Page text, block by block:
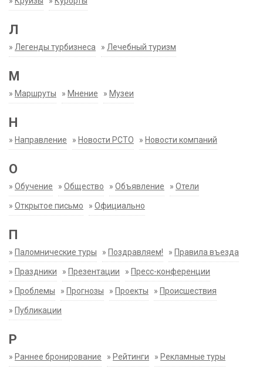
Л
» Легенды турбизнеса » Лечебный туризм
М
» Маршруты » Мнение » Музеи
Н
» Направление » Новости РСТО » Новости компаний
О
» Обучение » Общество » Объявление » Отели
» Открытое письмо » Официально
П
» Паломнические туры » Поздравляем! » Правила въезда
» Праздники » Презентации » Пресс-конференции
» Проблемы » Прогнозы » Проекты » Происшествия
» Публикации
Р
» Раннее бронирование » Рейтинги » Рекламные туры